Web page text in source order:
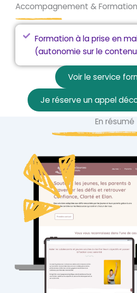
Accompagnement & Formation
Formation à la prise en
(autonomie sur le
Voir le service
Je réserve un appel
En résumé